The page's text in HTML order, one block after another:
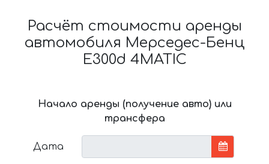
Расчёт стоимости аренды
автомобиля Мерседес-Бенц
E300d 4MATIC
Начало аренды (получение авто) или
трансфера
Дата